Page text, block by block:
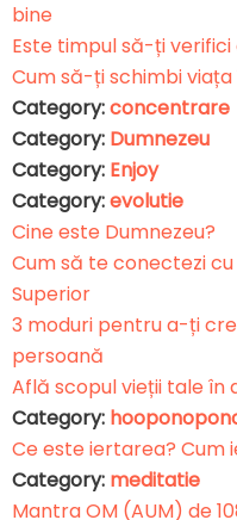
bine
Este timpul să-ți verifici
Cum să-ți schimbi
Category:concentrare
Category: Dumnezeu
Category: Enjoy
Category:evolutie
Cine este Dumnezeu?
Cum să te conectezi
Superior
3 moduri pentru a-ți
persoană
Află scopul vieții tale în
Category:
Ce este iertarea?
Category: meditatie
Mantra OM (AUM) de